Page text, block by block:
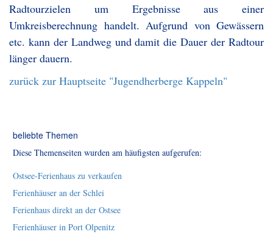
Radtourzielen um Ergebnisse aus einer
Umkreisberechnung handelt. Aufgrund von Gewässern
etc. kann der Landweg und damit die Dauer der Radtour
länger dauern.
zurück zur Hauptseite "Jugendherberge Kappeln"
beliebte Themen
Diese Themenseiten wurden am häufigsten aufgerufen:
Ostsee-Ferienhaus zu verkaufen
Ferienhäuser an der Schlei
Ferienhaus direkt an der Ostsee
Ferienhäuser in Port Olpenitz